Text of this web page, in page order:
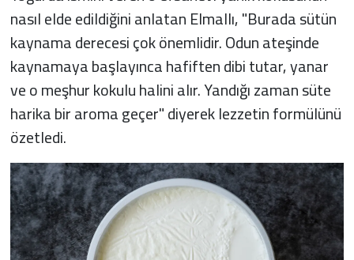
nasıl elde edildiğini anlatan Elmallı, "Burada sütün
kaynama derecesi çok önemlidir. Odun ateşinde
kaynamaya başlayınca hafiften dibi tutar, yanar
ve o meşhur kokulu halini alır. Yandığı zaman süte
harika bir aroma geçer" diyerek lezzetin formülünü
özetledi.